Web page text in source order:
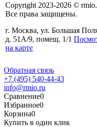
Copyright 2023-2026 ©
Все права защищены.
г. Москва, ул. Большая
д. 51А/9, помещ. 1/1
на карте
Обратная связь
+7 (495) 540-44-43
info@rmio.ru
Сравнение0
Избранное0
Корзина0
Купить в один клик